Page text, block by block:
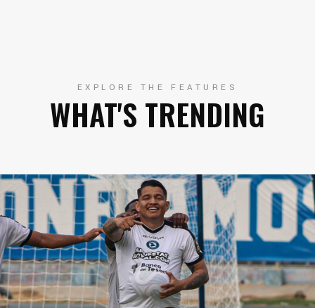
EXPLORE THE FEATURES
WHAT'S TRENDING